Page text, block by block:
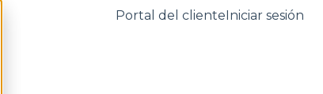
Portal del clienteIniciar sesión